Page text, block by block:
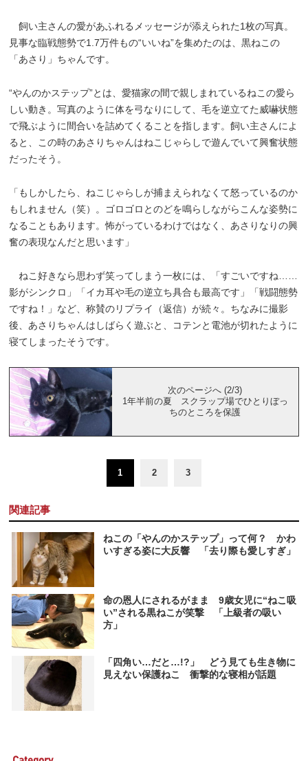
飼い主さんの愛があふれるメッセージが添えられた1枚の写真。
見事な臨戦態勢で1.7万件もの“いいね”を集めたのは、黒ねこの
「あさり」ちゃんです。
“やんのかステップ”とは、愛猫家の間で親しまれているねこの愛ら
しい動き。写真のように体を弓なりにして、毛を逆立てた威嚇状態
で飛ぶように間合いを詰めてくることを指します。飼い主さんによ
ると、この時のあさりちゃんはねこじゃらしで遊んでいて興奮状態
だったそう。
「もしかしたら、ねこじゃらしが捕まえられなくて怒っているのか
もしれません（笑）。ゴロゴロとのどを鳴らしながらこんな姿勢に
なることもあります。怖がっているわけではなく、あさりなりの興
奮の表現なんだと思います」
ねこ好きなら思わず笑ってしまう一枚には、「すごいですね……
影がシンクロ」「イカ耳や毛の逆立ち具合も最高です」「戦闘態勢
ですね！」など、称賛のリプライ（返信）が続々。ちなみに撮影
後、あさりちゃんはしばらく遊ぶと、コテンと電池が切れたように
寝てしまったそうです。
次のページへ (2/3)
1年半前の夏 スクラップ場でひとりぼっ
ちのところを保護
1 2 3
関連記事
ねこの「やんのかステップ」って何？ かわ
いすぎる姿に大反響 「去り際も愛しすぎ」
命の恩人にされるがまま 9歳女児に“ねこ吸
い”される黒ねこが笑撃 「上級者の吸い
方」
「四角い…だと…!?」 どう見ても生き物に
見えない保護ねこ 衝撃的な寝相が話題